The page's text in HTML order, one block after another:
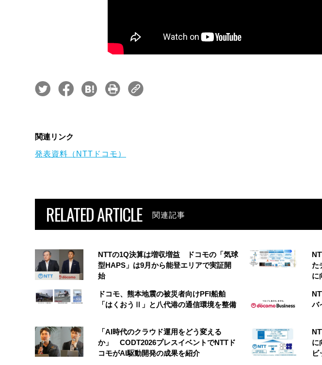
関連リンク
発表資料（NTTドコモ）
RELATED ARTICLE 関連記事
NTTの1Q決算は増収増益 ドコモの「気球
型HAPS」は9月から能登エリアで実証開
始
た
に
ドコモ、熊本地震の被災者向けPFI船舶
「はくおうⅡ」と八代港の通信環境を整備
バ
「AI時代のクラウド運用をどう変える
か」 CODT2026プレスイベントでNTTド
コモがAI駆動開発の成果を紹介
に
ビ